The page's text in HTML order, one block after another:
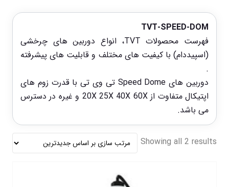
TVT-SPEED-DOM
فهرست محصولات TVT، انواع دوربین های چرخشی
(اسپیددام) با کیفیت های مختلف و قابلیت های پیشرفته
.
دوربین های Speed Dome تی وی تی با قدرت زوم های
اپتیکال متفاوت از 20X 25X 40X 60X و غیره در دسترس
می باشد.
Showing all 2 results